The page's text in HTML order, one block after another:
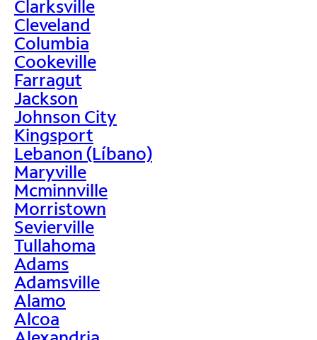
Clarksville
Cleveland
Columbia
Cookeville
Farragut
Jackson
Johnson City
Kingsport
Lebanon (Líbano)
Maryville
Mcminnville
Morristown
Sevierville
Tullahoma
Adams
Adamsville
Alamo
Alcoa